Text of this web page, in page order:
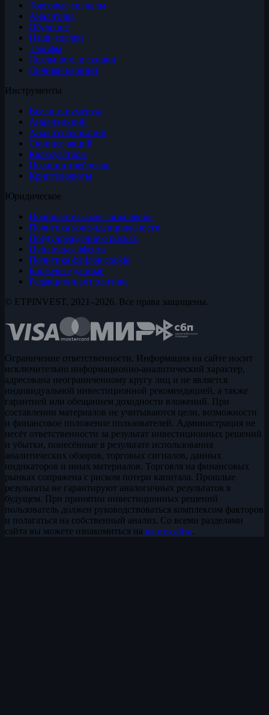
Торговые сигналы
Аналитика
Обучение
Наши сделки
Тарифы
Лояльность и скидки
Личный кабинет
Инструменты
Все инструменты
Анализ акций
Анализ облигаций
Скринер акций
Калькуляторы
Позиции трейдеров
Криптовалюты
Юридическое
Пользовательское соглашение
Политика конфиденциальности
Предупреждение о рисках
Публичная оферта
Политика файлов cookie
Биржевые данные
Редакционная политика
© ETPINVEST, 2021–2026. Все права защищены.
Ограничение ответственности. Информация на сайте носит
исключительно информационно-аналитический характер,
адресована неограниченному кругу лиц и не является
индивидуальной инвестиционной рекомендацией, а также
гарантией или обещанием доходности вложений. При
составлении материалов не учитываются цели, возможности
и финансовое положение пользователей. Администрация не
несёт ответственности за результат инвестиционных решений
и убытки, понесённые в результате использования
аналитических обзоров, торговых сигналов, данных
индикаторов и иных материалов. Торговля на финансовых
рынках сопряжена с риском потери капитала. Прошлые
результаты не гарантируют аналогичных результатов в
будущем. При принятии инвестиционных решений
пользователь должен руководствоваться комплексом факторов
и полагаться на собственный анализ. Со всеми разделами
сайта вы можете ознакомиться на карте сайта.